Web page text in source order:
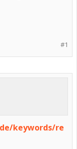
#1
keywords/re